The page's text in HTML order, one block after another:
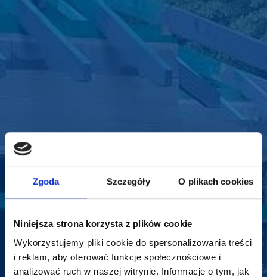
Zgoda Szczegóły O plikach cookies
Niniejsza strona korzysta z plików cookie
Wykorzystujemy pliki cookie do spersonalizowania treści
i reklam, aby oferować funkcje społecznościowe i
analizować ruch w naszej witrynie. Informacje o tym, jak